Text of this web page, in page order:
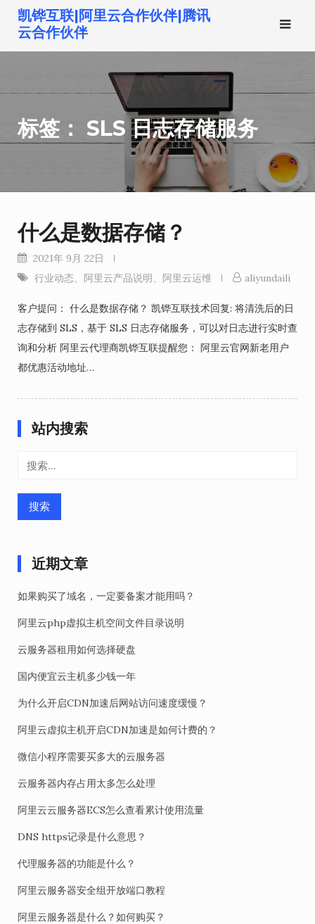
到
凯铧互联|阿里云合作伙伴|腾讯
云合作伙伴
标签： SLS 日志存储服务
什么是数据存储？
2021年 9月 22日
行业动态、 阿里云产品说明、 阿里云运维 aliyundaili
客户提问： 什么是数据存储？ 凯铧互联技术回复: 将清洗后的日
志存储到 SLS，基于 SLS 日志存储服务，可以对日志进行实时查
询和分析 阿里云代理商凯铧互联提醒您： 阿里云官网新老用户
都优惠活动地址…
站内搜索
近期文章
如果购买了域名，一定要备案才能用吗？
阿里云php虚拟主机空间文件目录说明
云服务器租用如何选择硬盘
国内便宜云主机多少钱一年
为什么开启CDN加速后网站访问速度缓慢？
阿里云虚拟主机开启CDN加速是如何计费的？
微信小程序需要买多大的云服务器
云服务器内存占用太多怎么处理
阿里云云服务器ECS怎么查看累计使用流量
DNS https记录是什么意思？
代理服务器的功能是什么？
阿里云服务器安全组开放端口教程
阿里云服务器是什么？如何购买？